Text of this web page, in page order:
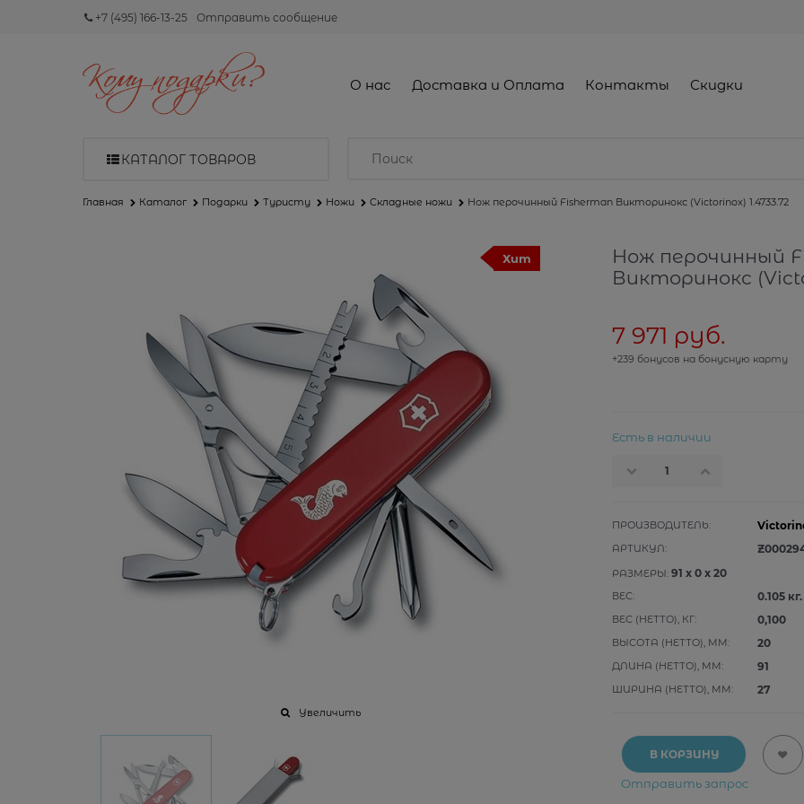
+7 (495) 166-13-25 Отправить сообщение
О нас Доставка и Оплата Контакты Скидки
КАТАЛОГ ТОВАРОВ
Главная Каталог Подарки Туристу Ножи Складные ножи Нож перочинный Fisherman Викторинокс (Victorinox) 1.4733.72
Хит
Увеличить
Нож перочинный
Викторинокс
7 971 руб.
+239 бонусов на бонусную карту
Есть в наличии
ПРОИЗВОДИТЕЛЬ:
АРТИКУЛ:
РАЗМЕРЫ: 91 x 0 x 20
ВЕС: 0.105кг.
ВЕС (НЕТТО), КГ: 0,100
ВЫСОТА (НЕТТО), ММ: 20
ДЛИНА (НЕТТО), ММ: 91
ШИРИНА (НЕТТО), ММ: 27
В КОРЗИНУ
Отправить запрос